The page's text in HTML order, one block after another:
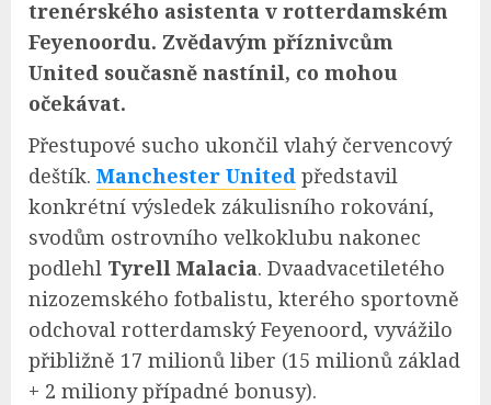
trenérského asistenta v rotterdamském
Feyenoordu. Zvědavým příznivcům
United současně nastínil, co mohou
očekávat.
Přestupové sucho ukončil vlahý červencový
deštík. Manchester United představil
konkrétní výsledek zákulisního rokování,
svodům ostrovního velkoklubu nakonec
podlehl Tyrell Malacia. Dvaadvacetiletého
nizozemského fotbalistu, kterého sportovně
odchoval rotterdamský Feyenoord, vyvážilo
přibližně 17 milionů liber (15 milionů základ
+ 2 miliony případné bonusy).